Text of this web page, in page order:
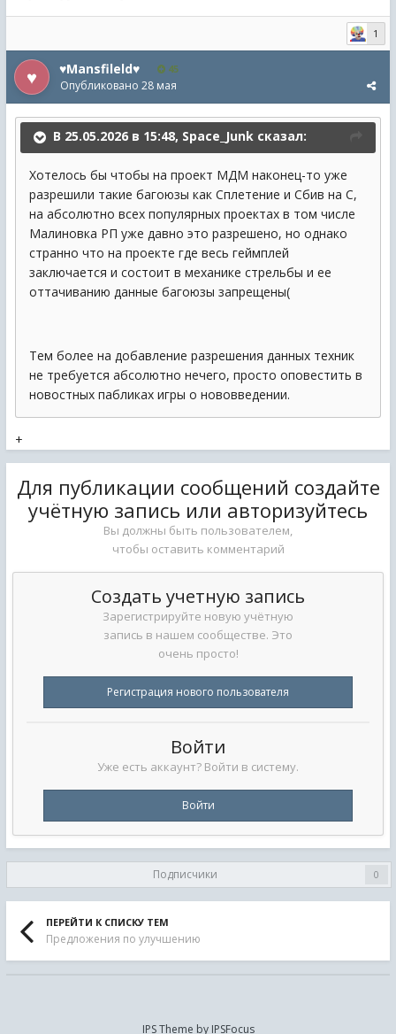
1
♥Mansfileld♥ 45
Опубликовано 28 мая
В 25.05.2026 в 15:48, Space_Junk сказал:
Хотелось бы чтобы на проект МДМ наконец-то уже
разрешили такие багоюзы как Сплетение и Сбив на С,
на абсолютно всех популярных проектах в том числе
Малиновка РП уже давно это разрешено, но однако
странно что на проекте где весь геймплей
заключается и состоит в механике стрельбы и ее
оттачиванию данные багоюзы запрещены(
Тем более на добавление разрешения данных техник
не требуется абсолютно нечего, просто оповестить в
новостных пабликах игры о нововведении.
+
Для публикации сообщений создайте
учётную запись или авторизуйтесь
Вы должны быть пользователем,
чтобы оставить комментарий
Создать учетную запись
Зарегистрируйте новую учётную
запись в нашем сообществе. Это
очень просто!
Регистрация нового пользователя
Войти
Уже есть аккаунт? Войти в систему.
Войти
Подписчики 0
ПЕРЕЙТИ К СПИСКУ ТЕМ
Предложения по улучшению
IPS Theme by IPSFocus